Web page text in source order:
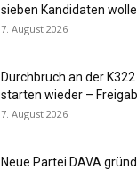
sieben Kandidaten
7. August 2026
Durchbruch an der
starten wieder –
7. August 2026
Neue Partei DAVA